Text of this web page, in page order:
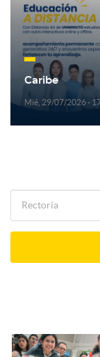
Caribe
Mié, 29/07/2026 -
Rectoría